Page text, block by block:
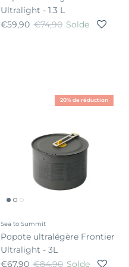
Ultralight - 1.3 L
Prix soldé
€59,90 Prix habituel
€74,90 Solde
20% de réduction
Sea to Summit
Popote ultralégère Frontier
Ultralight - 3L
Prix soldé
€67,90 Prix habituel
€84,90 Solde